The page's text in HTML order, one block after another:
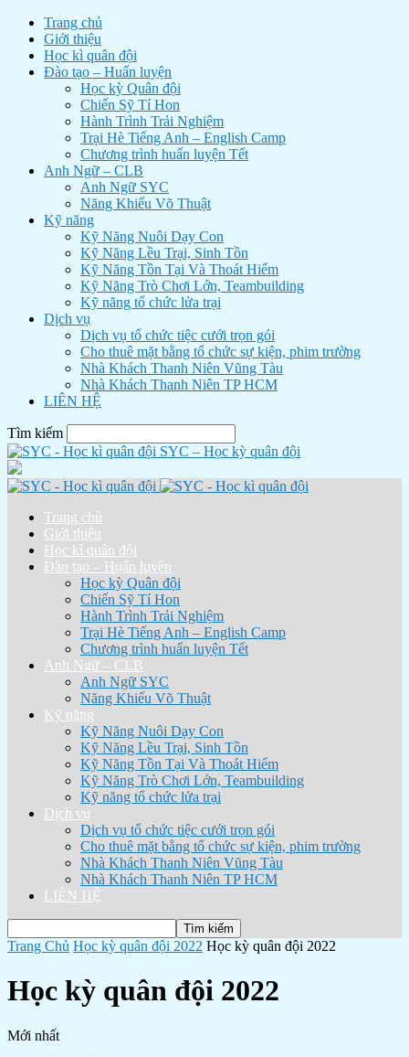
Trang chủ
Giới thiệu
Học kì quân đội
Đào tạo – Huấn luyện
Học kỳ Quân đội
Chiến Sỹ Tí Hon
Hành Trình Trải Nghiệm
Trại Hè Tiếng Anh – English Camp
Chương trình huấn luyện Tết
Anh Ngữ – CLB
Anh Ngữ SYC
Năng Khiếu Võ Thuật
Kỹ năng
Kỹ Năng Nuôi Dạy Con
Kỹ Năng Lều Trại, Sinh Tồn
Kỹ Năng Tồn Tại Và Thoát Hiểm
Kỹ Năng Trò Chơi Lớn, Teambuilding
Kỹ năng tổ chức lửa trại
Dịch vụ
Dịch vụ tổ chức tiệc cưới trọn gói
Cho thuê mặt bằng tổ chức sự kiện, phim trường
Nhà Khách Thanh Niên Vũng Tàu
Nhà Khách Thanh Niên TP HCM
LIÊN HỆ
Tìm kiếm
SYC – Học kỳ quân đội
Trang chủ
Giới thiệu
Học kì quân đội
Đào tạo – Huấn luyện
Học kỳ Quân đội
Chiến Sỹ Tí Hon
Hành Trình Trải Nghiệm
Trại Hè Tiếng Anh – English Camp
Chương trình huấn luyện Tết
Anh Ngữ – CLB
Anh Ngữ SYC
Năng Khiếu Võ Thuật
Kỹ năng
Kỹ Năng Nuôi Dạy Con
Kỹ Năng Lều Trại, Sinh Tồn
Kỹ Năng Tồn Tại Và Thoát Hiểm
Kỹ Năng Trò Chơi Lớn, Teambuilding
Kỹ năng tổ chức lửa trại
Dịch vụ
Dịch vụ tổ chức tiệc cưới trọn gói
Cho thuê mặt bằng tổ chức sự kiện, phim trường
Nhà Khách Thanh Niên Vũng Tàu
Nhà Khách Thanh Niên TP HCM
LIÊN HỆ
Trang Chủ Học kỳ quân đội 2022 Học kỳ quân đội 2022
Học kỳ quân đội 2022
Mới nhất